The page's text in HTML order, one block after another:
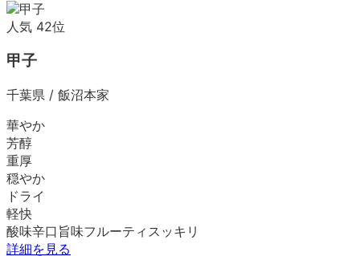
人気 42位
甲子
千葉県 / 飯沼本家
華やか
芳醇
重厚
穏やか
ドライ
軽快
酸味辛口 旨味フルーティ スッキリ
詳細を見る